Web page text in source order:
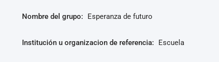
Nombre del grupo: Esperanza de futuro
Institución u organizacion de referencia: Escuela